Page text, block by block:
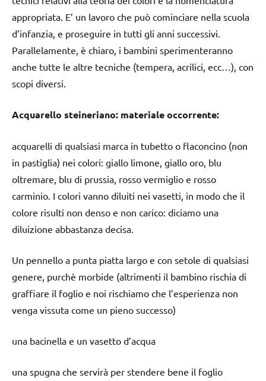
appropriata. E’ un lavoro che può cominciare nella scuola
d’infanzia, e proseguire in tutti gli anni successivi.
Parallelamente, è chiaro, i bambini sperimenteranno
anche tutte le altre tecniche (tempera, acrilici, ecc…), con
scopi diversi.
Acquarello steineriano: materiale occorrente:
acquarelli di qualsiasi marca in tubetto o flaconcino (non
in pastiglia) nei colori: giallo limone, giallo oro, blu
oltremare, blu di prussia, rosso vermiglio e rosso
carminio. I colori vanno diluiti nei vasetti, in modo che il
colore risulti non denso e non carico: diciamo una
diluizione abbastanza decisa.
Un pennello a punta piatta largo e con setole di qualsiasi
genere, purchè morbide (altrimenti il bambino rischia di
graffiare il foglio e noi rischiamo che l’esperienza non
venga vissuta come un pieno successo)
una bacinella e un vasetto d’acqua
una spugna che servirà per stendere bene il foglio